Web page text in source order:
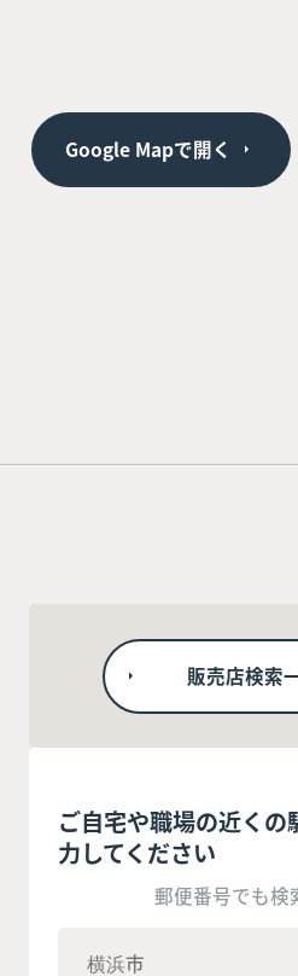
Google Mapで開く
販売店検索
ご自宅や職場の近く
力してください
郵便番号でも検